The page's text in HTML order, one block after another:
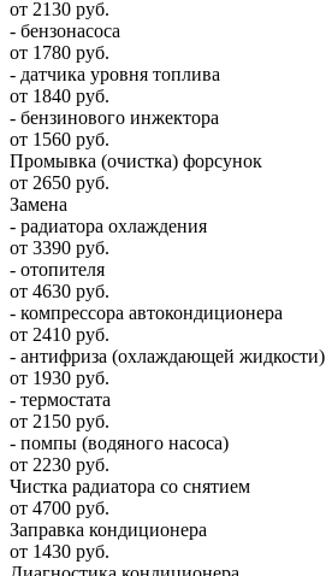
от 2130 руб.
- бензонасоса
от 1780 руб.
- датчика уровня топлива
от 1840 руб.
- бензинового инжектора
от 1560 руб.
Промывка (очистка) форсунок
от 2650 руб.
Замена
- радиатора охлаждения
от 3390 руб.
- отопителя
от 4630 руб.
- компрессора автокондиционера
от 2410 руб.
- антифриза (охлаждающей жидкости)
от 1930 руб.
- термостата
от 2150 руб.
- помпы (водяного насоса)
от 2230 руб.
Чистка радиатора со снятием
от 4700 руб.
Заправка кондиционера
от 1430 руб.